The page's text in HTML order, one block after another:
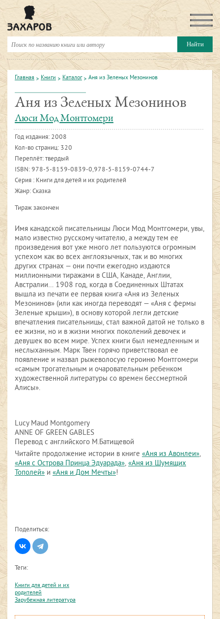
Главная Книги Каталог Аня из Зеленых Мезонинов
Аня из Зеленых Мезонинов
Люси Мод Монтгомери
Год издания: 2008
Кол-во страниц: 320
Переплёт: твердый
ISBN: 978-5-8159-0839-0,978-5-8159-0744-7
Серия : Книги для детей и их родителей
Жанр: Сказка
Тираж закончен
Имя канадской писательницы Люси Мод Монтгомери, увы,
мало известно русскому читателю, а между тем ее
произведения вот уже много лет пользуются огромным
успехом как во всех англоязычных, так и во многих
других странах — они почти ежегодно издаются
миллионными тиражами в США, Канаде, Англии,
Австралии… 1908 год, когда в Соединенных Штатах
вышла из печати ее первая книга «Аня из Зеленых
Мезонинов» (или как иногда переводят — «Аня с фермы
Зеленые крыши»), в основу которой легли детские
впечатления писательницы, стал важной датой не только в
ее жизни, но и в жизни многих поколений девочек и
девушек во всем мире. Успех книги был немедленным и
неслыханным. Марк Твен горячо приветствовал ее
появление и назвал рыжеволосую героиню Монтгомери
«самым трогательным и очаровательным ребенком
художественной литературы со времен бессмертной
Алисы».
Lucy Maud Montgomery
ANNE OF GREEN GABLES
Перевод с английского М.Батищевой
Читайте продолжение истории в книге «Аня из Авонлеи»,
«Аня с Острова Принца Эдуарада», «Аня из Шумящих
Тополей» и «Аня и Дом Мечты»!
Поделиться:
Теги:
Книги для детей и их
родителей
Зарубежная литература